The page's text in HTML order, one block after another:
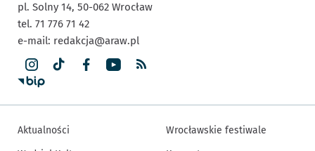
pl. Solny 14, 50-062 Wrocław
tel. 71 776 71 42
e-mail: redakcja@araw.pl
Aktualności
Wrocławskie festiwale